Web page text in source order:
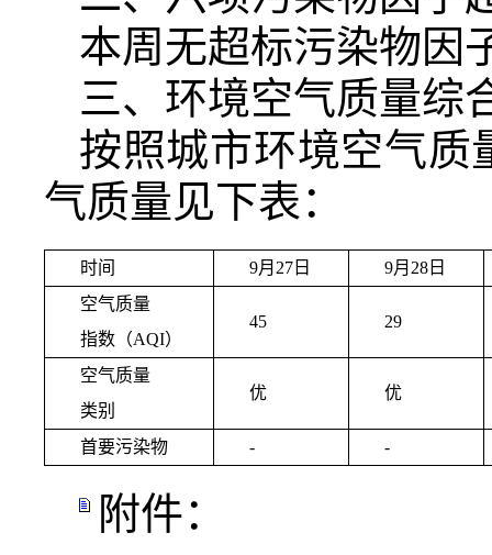
本周无超标污染物因
三、环境空气质量综
按照城市环境空气质
气质量见下表：
时间 9月27日
9月28日
空气质量
指数（AQI）
45 29
空气质量
类别
优 优
首要污染物 - -
附件：